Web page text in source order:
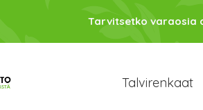
Tarvitsetko varaosia
Talvirenkaat